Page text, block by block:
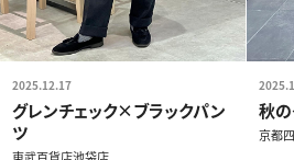
2025.12.17
グレンチェック×ブラックパン
ツ
秋
京都